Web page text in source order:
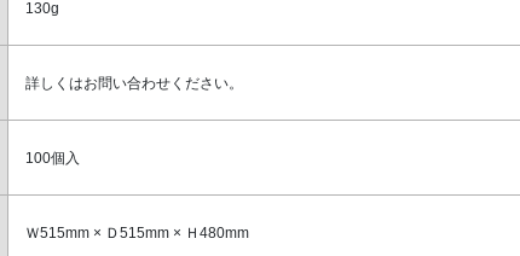
130g
詳しくはお問い合わせください。
100個入
Ｗ515mm × Ｄ515mm × Ｈ480mm